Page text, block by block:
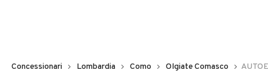
Concessionari Lombardia Como Olgiate Comasco